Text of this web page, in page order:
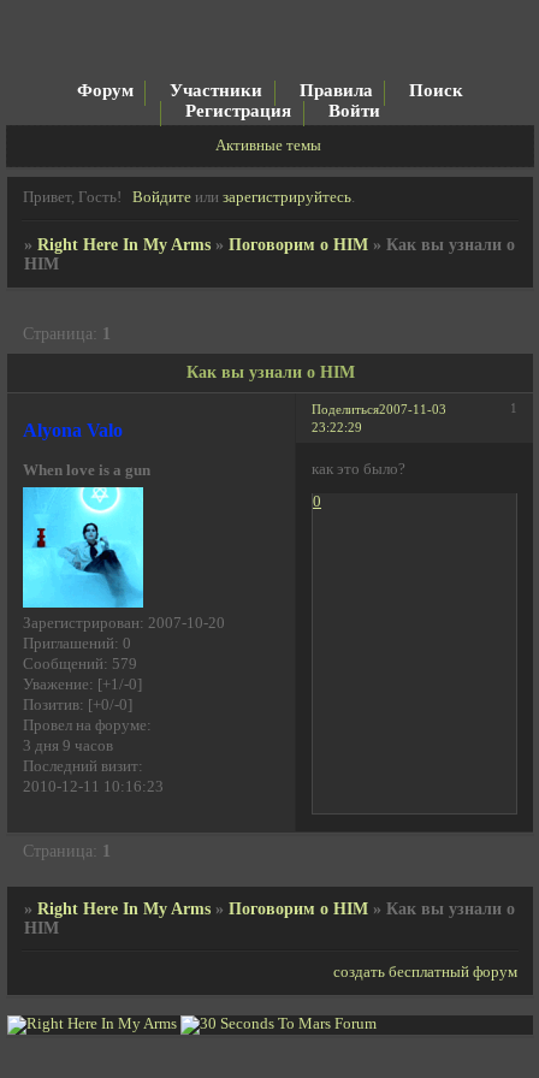
Форум Участники Правила
Поиск
Регистрация
Войти
Активные темы
Привет, Гость! Войдитеили зарегистрируйтесь.
» Right Here In My Arms » Поговорим о HIM » Как вы узнали о
HIM
Как вы узнали о HIM
Страница: 1
Поделиться 1
2007-11-03
23:22:29
Alyona Valo
When love is a gun
Зарегистрирован: 2007-10-20
Приглашений: 0
Сообщений: 579
Уважение: [+1/-0]
Позитив: [+0/-0]
Провел на форуме:
3 дня 9 часов
Последний визит:
2010-12-11 10:16:23
как это было?
0
Страница: 1
» Right Here In My Arms » Поговорим о HIM » Как вы узнали о
HIM
создать бесплатный форум